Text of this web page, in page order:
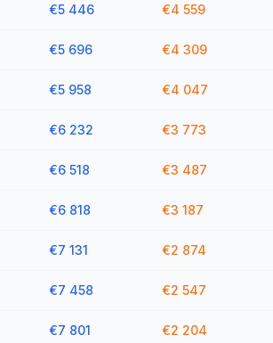
€5 446 €4 559
€5 696 €4 309
€5 958 €4 047
€6 232 €3 773
€6 518 €3 487
€6 818 €3 187
€7 131 €2 874
€7 458 €2 547
€7 801 €2 204